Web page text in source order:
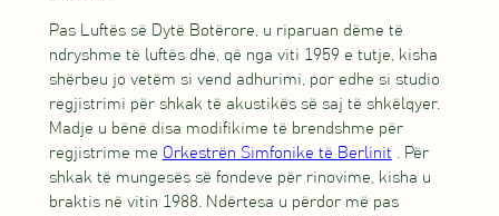
Pas Luftës së Dytë Botërore, u riparuan dëme të
ndryshme të luftës dhe, që nga viti 1959 e tutje, kisha
shërbeu jo vetëm si vend adhurimi, por edhe si studio
regjistrimi për shkak të akustikës së saj të shkëlqyer.
Madje u bënë disa modifikime të brendshme për
regjistrime me Orkestrën Simfonike të Berlinit . Për
shkak të mungesës së fondeve për rinovime, kisha u
braktis në vitin 1988. Ndërtesa u përdor më pas